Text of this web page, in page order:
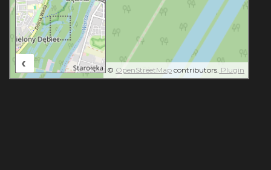
© OpenStreetMap contributors. Plugin
100 m
‹